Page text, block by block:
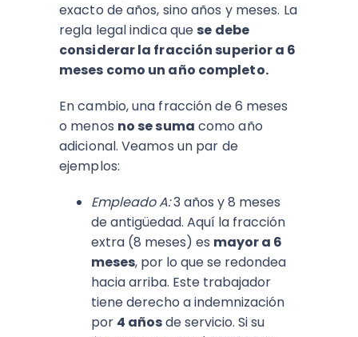
exacto de años, sino años y meses. La
regla legal indica que se debe
considerar la fracción superior a 6
meses como un año completo.
En cambio, una fracción de 6 meses
o menos no se suma como año
adicional. Veamos un par de
ejemplos:
Empleado A:3 años y 8 meses
de antigüedad. Aquí la fracción
extra (8 meses) es mayor a 6
meses, por lo que se redondea
hacia arriba. Este trabajador
tiene derecho a indemnización
por 4 añosde servicio. Si su